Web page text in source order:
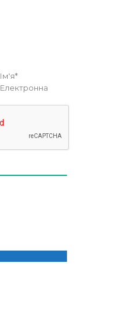
Ім'я*
Електронна